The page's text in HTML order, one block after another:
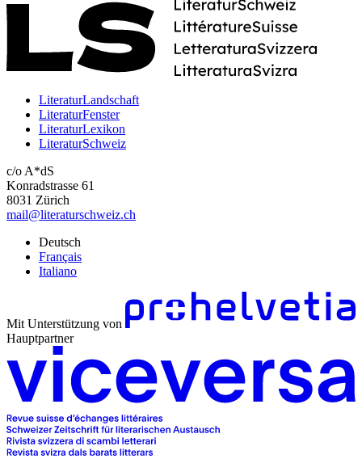
LiteraturLandschaft
LiteraturFenster
LiteraturLexikon
LiteraturSchweiz
c/o A*dS
Konradstrasse 61
8031 Zürich
mail@literaturschweiz.ch
Deutsch
Français
Italiano
Mit Unterstützung von
Hauptpartner